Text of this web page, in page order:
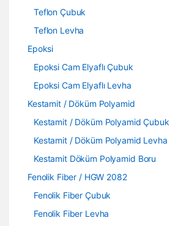
Teflon Çubuk
Teflon Levha
Epoksi
Epoksi Cam Elyaflı Çubuk
Epoksi Cam Elyaflı Levha
Kestamit / Döküm Polyamid
Kestamit / Döküm Polyamid Çubuk
Kestamit / Döküm Polyamid Levha
Kestamit Döküm Polyamid Boru
Fenolik Fiber / HGW 2082
Fenolik Fiber Çubuk
Fenolik Fiber Levha